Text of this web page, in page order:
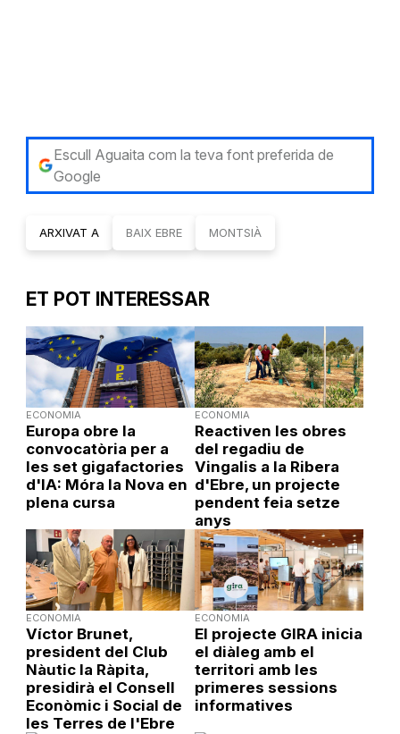
Escull Aguaita com la teva font preferida de
Google
ARXIVAT A BAIX EBRE MONTSIÀ
ET POT INTERESSAR
ECONOMIA
Europa obre la
convocatòria per a
les set gigafactories
d'IA: Móra la Nova en
plena cursa
ECONOMIA
Reactiven les obres
del regadiu de
Vingalis a la Ribera
d'Ebre, un projecte
pendent feia setze
anys
ECONOMIA
Víctor Brunet,
president del Club
Nàutic la Ràpita,
presidirà el Consell
Econòmic i Social de
les Terres de l'Ebre
ECONOMIA
El projecte GIRA inicia
el diàleg amb el
territori amb les
primeres sessions
informatives